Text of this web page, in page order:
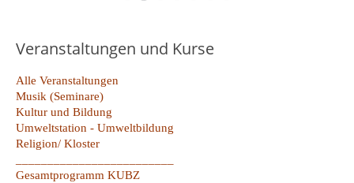
Veranstaltungen und Kurse
Alle Veranstaltungen
Musik (Seminare)
Kultur und Bildung
Umweltstation - Umweltbildung
Religion/ Kloster
Gesamtprogramm KUBZ